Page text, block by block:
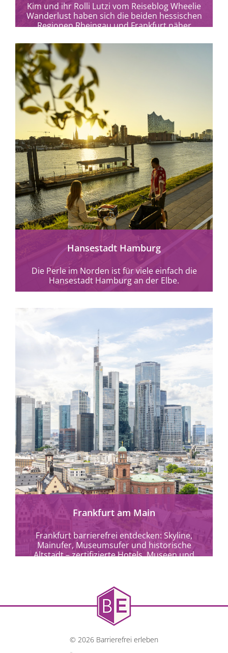
Kim und ihr Rolli Lutzi vom Reiseblog Wheelie
Wanderlust haben sich die beiden hessischen
Regionen Rheingau und Frankfurt näher
mehr erfahren
Hansestadt Hamburg
Die Perle im Norden ist für viele einfach die
Hansestadt Hamburg an der Elbe.
mehr erfahren
Frankfurt am Main
Frankfurt barrierefrei entdecken: Skyline,
Mainufer, Museumsufer und historische
Altstadt – zertifizierte Hotels, Museen und
© 2026 Barrierefrei erleben